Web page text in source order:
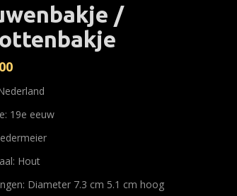
/
19e eeuw
Hout
Diameter 7.3 cm 5.1 cm hoog